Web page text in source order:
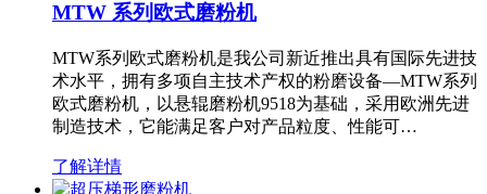
MTW 系列欧式磨粉机
MTW系列欧式磨粉机是我公司新近推出具有国际先进技
术水平，拥有多项自主技术产权的粉磨设备—MTW系列
欧式磨粉机，以悬辊磨粉机9518为基础，采用欧洲先进
制造技术，它能满足客户对产品粒度、性能可…
了解详情